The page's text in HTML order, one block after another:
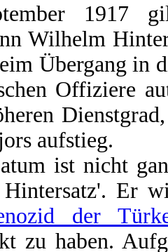
1917
Wilhelm
Übergang in
Offiziere
aufstieg.
ist nicht
Er
der
zu haben.